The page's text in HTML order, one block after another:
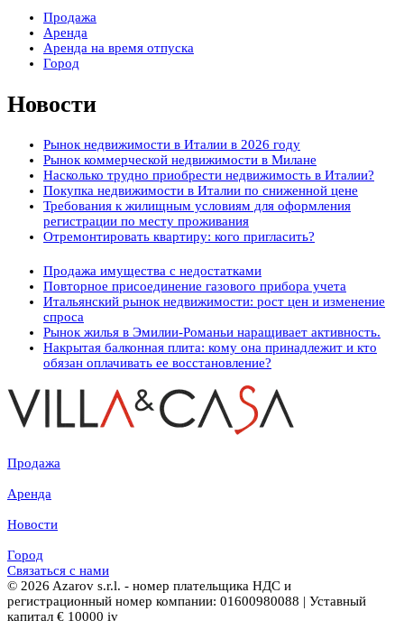
Продажа
Аренда
Аренда на время отпуска
Город
Новости
Рынок недвижимости в Италии в 2026 году
Рынок коммерческой недвижимости в Милане
Насколько трудно приобрести недвижимость в Италии?
Покупка недвижимости в Италии по сниженной цене
Требования к жилищным условиям для оформления
регистрации по месту проживания
Отремонтировать квартиру: кого пригласить?
Продажа имущества с недостатками
Повторное присоединение газового прибора учета
Итальянский рынок недвижимости: рост цен и изменение
спроса
Рынок жилья в Эмилии-Романьи наращивает активность.
Накрытая балконная плита: кому она принадлежит и кто
обязан оплачивать ее восстановление?
Продажа
Аренда
Новости
Город
Связаться с нами
© 2026 Azarov s.r.l. - номер плательщика НДС и
регистрационный номер компании: 01600980088 | Уставный
капитал € 10000 iv